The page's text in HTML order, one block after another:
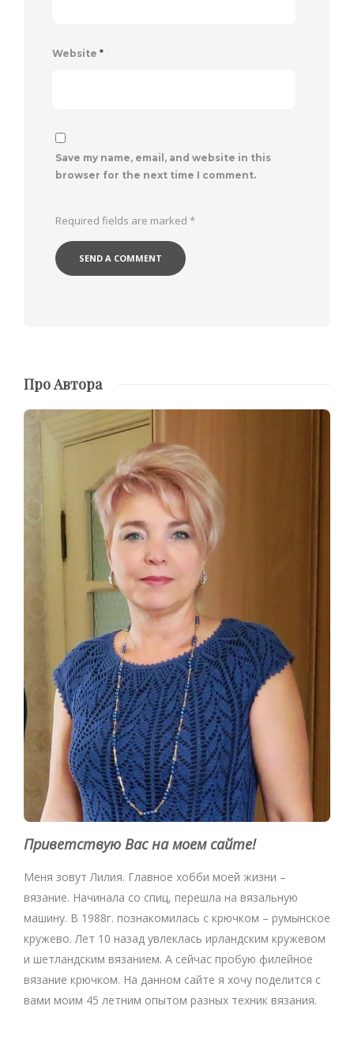
Website *
Save my name, email, and website in this
browser for the next time I comment.
Required fields are marked *
Про Автора
Приветствую Вас на моем сайте!
Меня зовут Лилия. Главное хобби моей жизни –
вязание. Начинала со спиц, перешла на вязальную
машину. В 1988г. познакомилась с крючком – румынское
кружево. Лет 10 назад увлеклась ирландским кружевом
и шетландским вязанием. А сейчас пробую филейное
вязание крючком. На данном сайте я хочу поделится с
вами моим 45 летним опытом разных техник вязания.